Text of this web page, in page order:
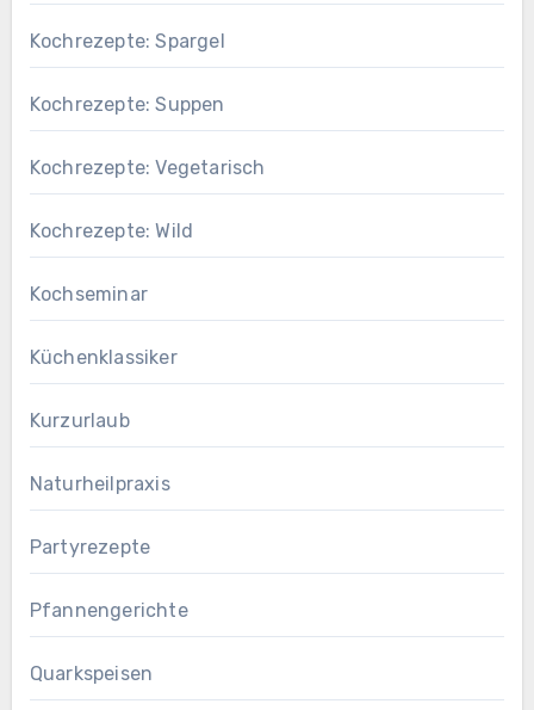
Kochrezepte: Spargel
Kochrezepte: Suppen
Kochrezepte: Vegetarisch
Kochrezepte: Wild
Kochseminar
Küchenklassiker
Kurzurlaub
Naturheilpraxis
Partyrezepte
Pfannengerichte
Quarkspeisen